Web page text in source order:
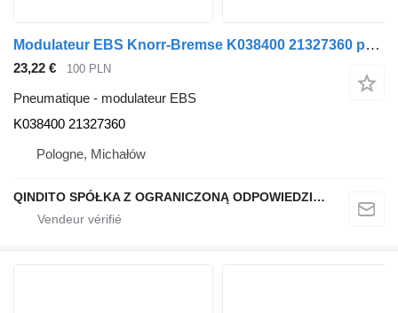
Modulateur EBS Knorr-Bremse K038400 21327360 pour tracteur routier Volvo FH4
23,22 € 100 PLN
Pneumatique - modulateur EBS
K038400 21327360
Pologne, Michałów
QINDITO SPÓŁKA Z OGRANICZONĄ ODPOWIEDZIALNOŚCIĄ